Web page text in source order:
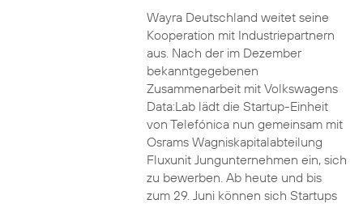
Wayra Deutschland weitet seine
Kooperation mit Industriepartnern
aus. Nach der im Dezember
bekanntgegebenen
Zusammenarbeit mit Volkswagens
Data:Lab lädt die Startup-Einheit
von Telefónica nun gemeinsam mit
Osrams Wagniskapitalabteilung
Fluxunit Jungunternehmen ein, sich
zu bewerben. Ab heute und bis
zum 29. Juni können sich Startups